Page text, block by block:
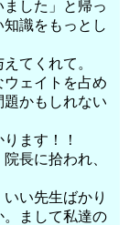
した」と帰っ
識をもっとし
てくれて。
ェイトを占め
かもしれない
ます！！
長に拾われ、
い先生ばかり
。まして私達の